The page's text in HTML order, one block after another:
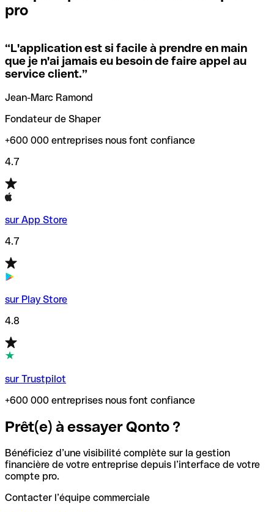
locales.
Si vous n'êtes pas sûr du code SWIFT que vous devriez
utiliser, nous avons développé un outil de recherche de
codes SWIFT par nom de banque.
vérification/recherche de codes SWIFT. Ainsi, vous pouvez
trouver et vérifier vos codes SWIFT avant de réaliser vos
transferts d’argent.
pro
“L'application est si facile à prendre en main
que je n'ai jamais eu besoin de faire appel au
service client.”
Jean-Marc Ramond
Fondateur de Shaper
+600 000 entreprises nous font confiance
4.7
sur App Store
4.7
sur Play Store
4.8
sur Trustpilot
+600 000 entreprises nous font confiance
Prêt(e) à essayer Qonto ?
Bénéficiez d’une visibilité complète sur la gestion
financière de votre entreprise depuis l’interface de votre
compte pro.
Contacter l’équipe commerciale